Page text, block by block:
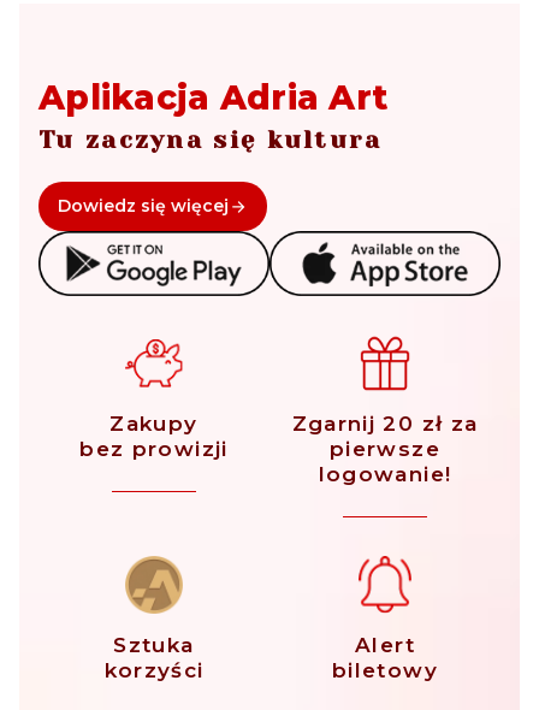
Aplikacja Adria Art
Tu zaczyna się kultura
Dowiedz się więcej
Zakupy
bez prowizji
Zgarnij 20 zł za
pierwsze
logowanie!
Sztuka
korzyści
Alert
biletowy